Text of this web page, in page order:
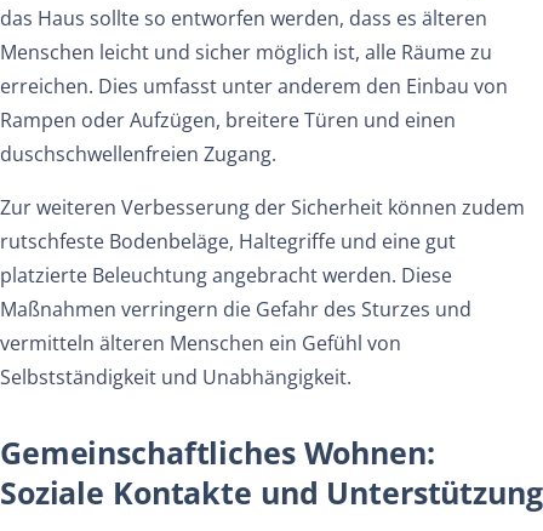
das Haus sollteso entworfen werden, dass es älteren
Menschen leicht und sicher möglich ist, alle Räumezu
erreichen. Dies umfasst unteranderem den Einbau von
Rampen oderAufzügen, breitereTüren und einen
duschschwellenfreien Zugang.
Zurweiteren Verbesserung derSicherheit können zudem
rutschfeste Bodenbeläge, Haltegriffe und eine gut
platzierte Beleuchtungangebrachtwerden. Diese
Maßnahmen verringern die Gefahr des Sturzes und
vermitteln älteren Menschen ein Gefühl von
Selbstständigkeit und Unabhängigkeit.
Gemeinschaftliches Wohnen:
Soziale Kontakte und Unterstützung